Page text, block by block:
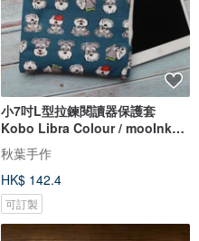
小7吋L型拉鍊閱讀器保護套
Kobo Libra Colour / mooInk
Nana
秋葉手作
HK$ 142.4
可訂製